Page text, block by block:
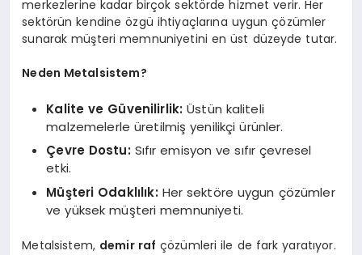
merkezlerine kadar birçok sektörde hizmet verir. Her
sektörün kendine özgü ihtiyaçlarına uygun çözümler
sunarak müşteri memnuniyetini en üst düzeyde tutar.
Neden Metalsistem?
Kalite ve Güvenilirlik: Üstün kaliteli
malzemelerle üretilmiş yenilikçi ürünler.
Çevre Dostu: Sıfır emisyon ve sıfır çevresel
etki.
Müşteri Odaklılık: Her sektöre uygun çözümler
ve yüksek müşteri memnuniyeti.
Metalsistem, demir raf çözümleri ile de fark yaratıyor.